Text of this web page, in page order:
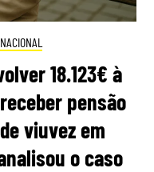
NACIONAL
18.123€ à
pensão
viuvez em
o caso